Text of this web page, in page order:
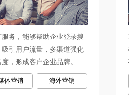
务，能够帮助企业登录搜
引用户流量，多渠道强化
，形成客户企业品牌。
体营销 海外营销